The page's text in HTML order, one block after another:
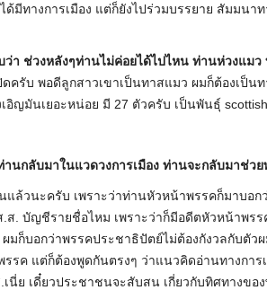
ด้มีทางการเมือง แต่ก็ยังไปร่วมบรรยาย สัมมนา
ว่า ช่วงหลังๆท่านไม่ค่อยได้ไปไหน ท่านห่วงแม
ดครับ พอดีลูกสาวเขาเป็นทาสแมว ผมก็ต้องเป็
อิญมันเยอะหน่อย มี 27 ตัวครับ เป็นพันธุ์
านกลับมาในแวดวงการเมือง ท่านจะกลับมาช่
แล้วนะครับ เพราะว่าท่านหัวหน้าพรรคก็มาบอ
.ส. บัญชีรายชื่อไหม เพราะว่าก็มีอดีตหัวหน้าพ
มก็บอกว่าพรรคประชาธิปัตย์ไม่ต้องกังวลกับตั
รค แต่ก็ต้องพูดกันตรงๆ ว่าแนวคิดอ่านทางการ
นี่ย เดี๋ยวประชาชนจะสับสน เกี่ยวกับทิศทางขอ